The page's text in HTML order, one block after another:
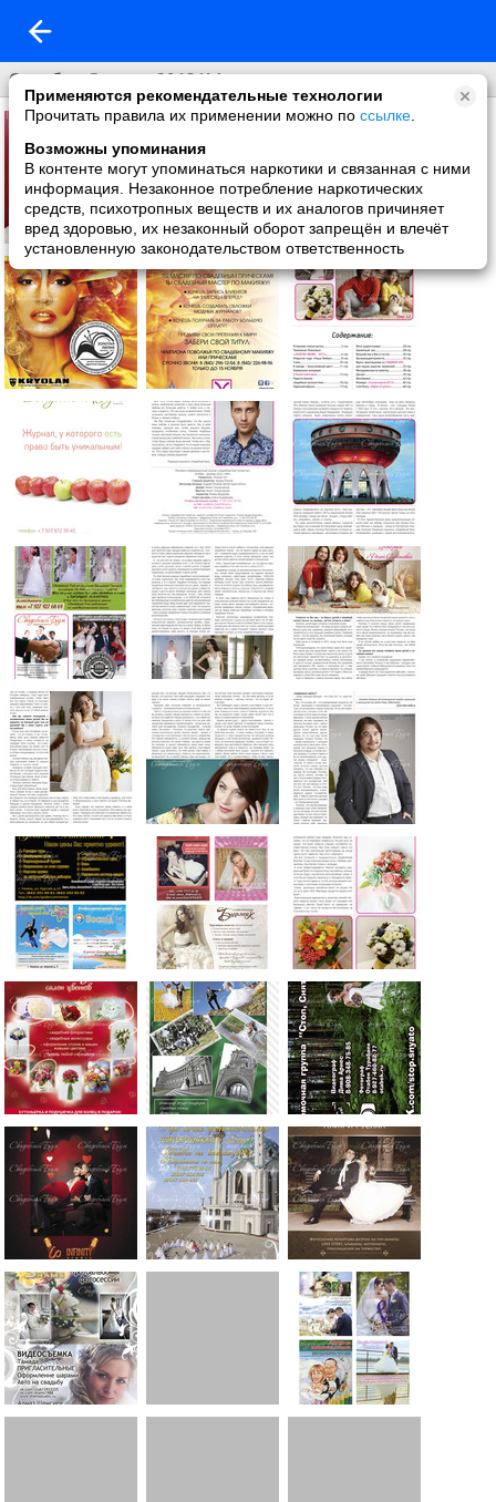
Применяются рекомендательные технологии
Прочитать правила их применении можно по ссылке
Возможны упоминания
В контенте могут упоминаться наркотики и связанная с ними
информация. Незаконное потребление наркотических
средств, психотропных веществ и их аналогов причиняет
вред здоровью, их незаконный оборот запрещён и влечёт
установленную законодательством ответственность
Октябрь-Январь 2013/14г эл.верси